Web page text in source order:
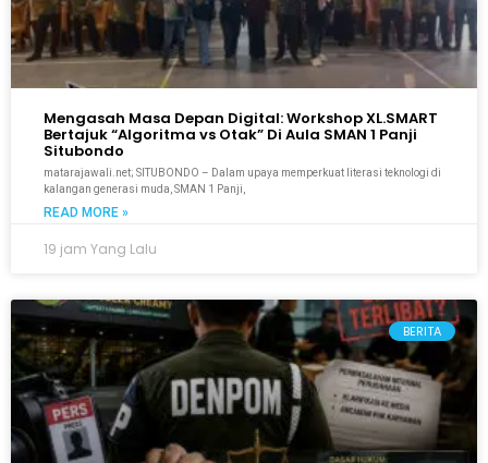
Mengasah Masa Depan Digital: Workshop XL.SMART
Bertajuk “Algoritma vs Otak” Di Aula SMAN 1 Panji
Situbondo
matarajawali.net; SITUBONDO – Dalam upaya memperkuat literasi teknologi di
kalangan generasi muda, SMAN 1 Panji,
READ MORE »
19 jam Yang Lalu
BERITA